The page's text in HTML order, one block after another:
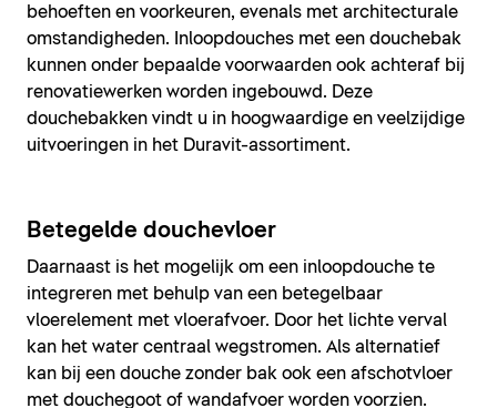
behoeften en voorkeuren, evenals met architecturale
omstandigheden. Inloopdouches met een douchebak
kunnen onder bepaalde voorwaarden ook achteraf bij
renovatiewerken worden ingebouwd. Deze
douchebakken vindt u in hoogwaardige en veelzijdige
uitvoeringen in het Duravit-assortiment.
Betegelde douchevloer
Daarnaast is het mogelijk om een inloopdouche te
integreren met behulp van een betegelbaar
vloerelement met vloerafvoer. Door het lichte verval
kan het water centraal wegstromen. Als alternatief
kan bij een douche zonder bak ook een afschotvloer
met douchegoot of wandafvoer worden voorzien.